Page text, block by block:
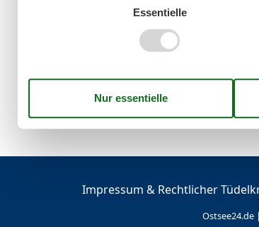
Impressum & Rechtlicher
Essentielle